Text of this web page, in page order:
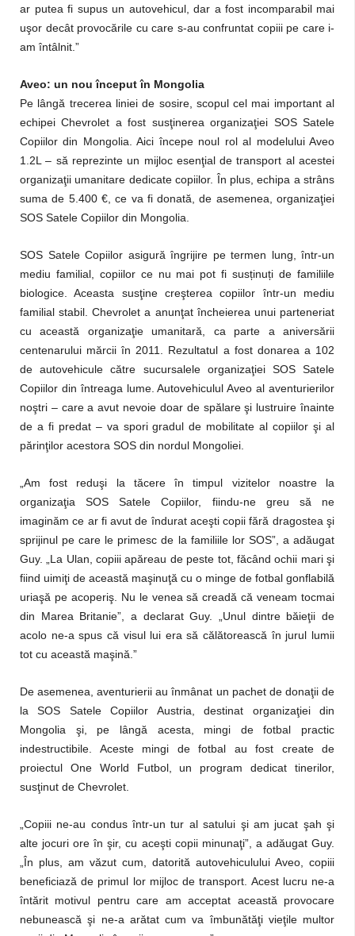
ar putea fi supus un autovehicul, dar a fost incomparabil mai
uşor decât provocările cu care s-au confruntat copiii pe care i-
am întâlnit.”
Aveo: un nou început în Mongolia
Pe lângă trecerea liniei de sosire, scopul cel mai important al
echipei Chevrolet a fost susţinerea organizaţiei SOS Satele
Copiilor din Mongolia. Aici începe noul rol al modelului Aveo
1.2L – să reprezinte un mijloc esenţial de transport al acestei
organizaţii umanitare dedicate copiilor. În plus, echipa a strâns
suma de 5.400 €, ce va fi donată, de asemenea, organizaţiei
SOS Satele Copiilor din Mongolia.
SOS Satele Copiilor asigură îngrijire pe termen lung, într-un
mediu familial, copiilor ce nu mai pot fi susținuți de familiile
biologice. Aceasta susţine creşterea copiilor într-un mediu
familial stabil. Chevrolet a anunţat încheierea unui parteneriat
cu această organizaţie umanitară, ca parte a aniversării
centenarului mărcii în 2011. Rezultatul a fost donarea a 102
de autovehicule către sucursalele organizaţiei SOS Satele
Copiilor din întreaga lume. Autovehiculul Aveo al aventurierilor
noştri – care a avut nevoie doar de spălare şi lustruire înainte
de a fi predat – va spori gradul de mobilitate al copiilor şi al
părinţilor acestora SOS din nordul Mongoliei.
„Am fost reduşi la tăcere în timpul vizitelor noastre la
organizaţia SOS Satele Copiilor, fiindu-ne greu să ne
imaginăm ce ar fi avut de îndurat aceşti copii fără dragostea şi
sprijinul pe care le primesc de la familiile lor SOS”, a adăugat
Guy. „La Ulan, copiii apăreau de peste tot, făcând ochii mari şi
fiind uimiţi de această maşinuţă cu o minge de fotbal gonflabilă
uriaşă pe acoperiş. Nu le venea să creadă că veneam tocmai
din Marea Britanie”, a declarat Guy. „Unul dintre băieţii de
acolo ne-a spus că visul lui era să călătorească în jurul lumii
tot cu această maşină.”
De asemenea, aventurierii au înmânat un pachet de donaţii de
la SOS Satele Copiilor Austria, destinat organizaţiei din
Mongolia şi, pe lângă acesta, mingi de fotbal practic
indestructibile. Aceste mingi de fotbal au fost create de
proiectul One World Futbol, un program dedicat tinerilor,
susţinut de Chevrolet.
„Copiii ne-au condus într-un tur al satului şi am jucat şah şi
alte jocuri ore în şir, cu aceşti copii minunaţi”, a adăugat Guy.
„În plus, am văzut cum, datorită autovehiculului Aveo, copiii
beneficiază de primul lor mijloc de transport. Acest lucru ne-a
întărit motivul pentru care am acceptat această provocare
nebunească şi ne-a arătat cum va îmbunătăţi vieţile multor